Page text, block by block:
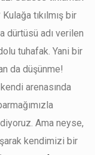
tıkılmış bir
dürtüsü adı verilen
tuhafak. Yani bir
da düşünme!
arenasında
Ama neyse,
kendimizi bir